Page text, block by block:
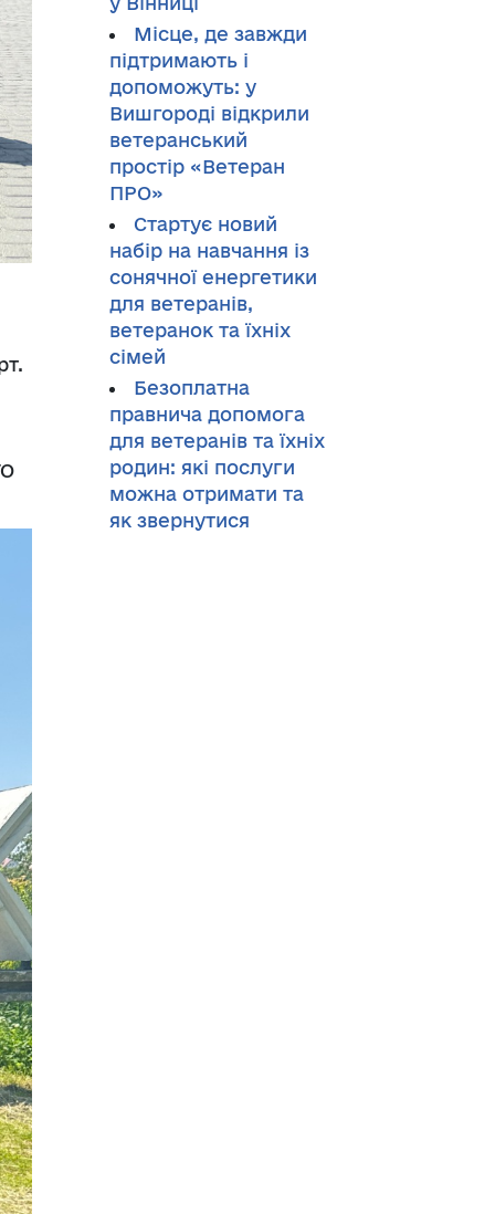
Місце, де завжди
підтримають і
допоможуть: у
Вишгороді відкрили
ветеранський
простір «Ветеран
ПРО»
Стартує новий
набір на навчання із
сонячної енергетики
для ветеранів,
ветеранок та їхніх
сімей
Безоплатна
правнича допомога
для ветеранів та їхніх
родин: які послуги
можна отримати та
як звернутися